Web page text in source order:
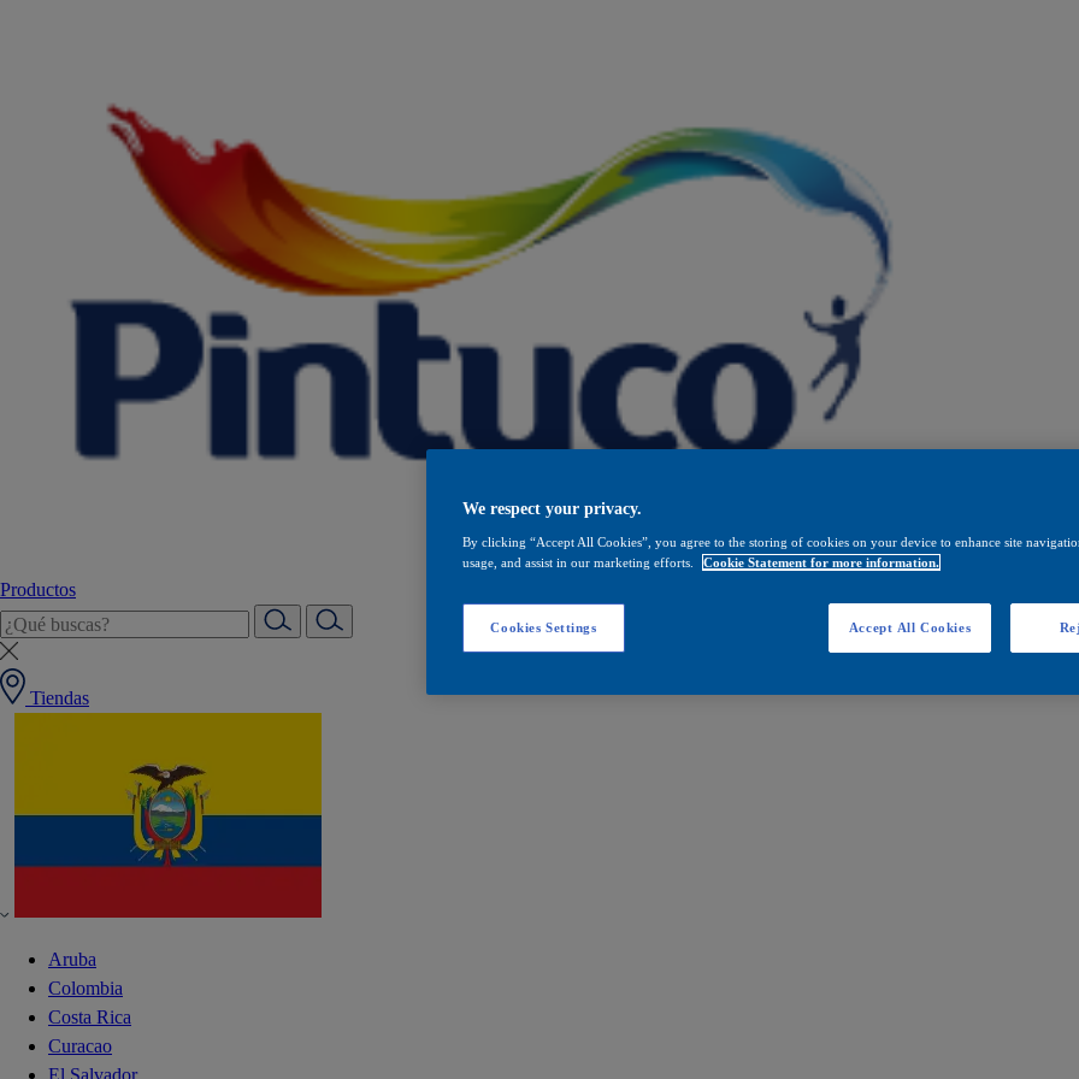
Productos
Tiendas
Aruba
Colombia
Costa Rica
Curacao
El Salvador
We respect your privacy.
By clicking “Accept All Cookies”, you agree to the storing of cookies on your device to enhance site
usage, and assist in our marketing efforts.
Cookie Statement for more information.
Cookies Settings Accept All Cookies